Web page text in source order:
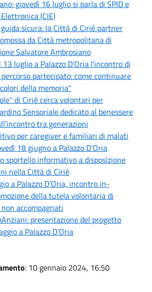
giovedì 16 luglio si parla di SPID e
(CIE)
sicura: la Città di Cirié partner
da Città metropolitana di
Salvatore Ambrosiano
13 luglio a Palazzo D'Oria l'incontro di
partecipato: come continuare
della memoria"
di Cirié cerca volontari per
Sensoriale dedicato al benessere
tra generazioni
per caregiver e familiari di malati
18 giugno a Palazzo D’Oria
sportello informativo a disposizione
nella Città di Cirié
a Palazzo D’Oria, incontro in-
della tutela volontaria di
accompagnati
presentazione del progetto
a Palazzo D’Oria
: 10 gennaio 2024, 16:50